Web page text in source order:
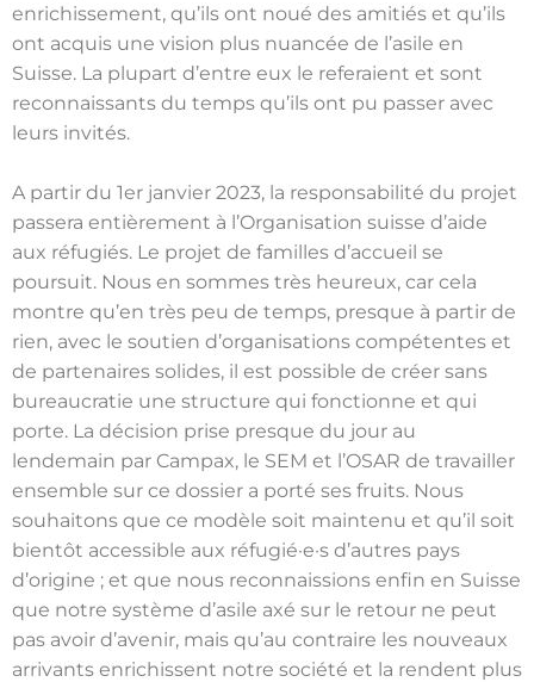
enrichissement, qu’ils ont noué des amitiés et qu’ils
ont acquis une vision plus nuancée de l’asile en
Suisse. La plupart d’entre eux le referaient et sont
reconnaissants du temps qu’ils ont pu passer avec
leurs invités.
A partir du 1er janvier 2023, la responsabilité du projet
passera entièrement à l’Organisation suisse d’aide
aux réfugiés. Le projet de familles d’accueil se
poursuit. Nous en sommes très heureux, car cela
montre qu’en très peu de temps, presque à partir de
rien, avec le soutien d’organisations compétentes et
de partenaires solides, il est possible de créer sans
bureaucratie une structure qui fonctionne et qui
porte. La décision prise presque du jour au
lendemain par Campax, le SEM et l’OSAR de travailler
ensemble sur ce dossier a porté ses fruits. Nous
souhaitons que ce modèle soit maintenu et qu’il soit
bientôt accessible aux réfugié·e·s d’autres pays
d’origine ; et que nous reconnaissions enfin en Suisse
que notre système d’asile axé sur le retour ne peut
pas avoir d’avenir, mais qu’au contraire les nouveaux
arrivants enrichissent notre société et la rendent plus